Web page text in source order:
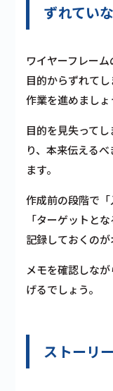
ずれてい
ワイヤーフレー
目的からずれて
作業を進めましょ
目的を見失って
り、本来伝える
ます。
作成前の段階で「
「ターゲットと
記録しておくのが
メモを確認しな
げるでしょう。
ストーリ